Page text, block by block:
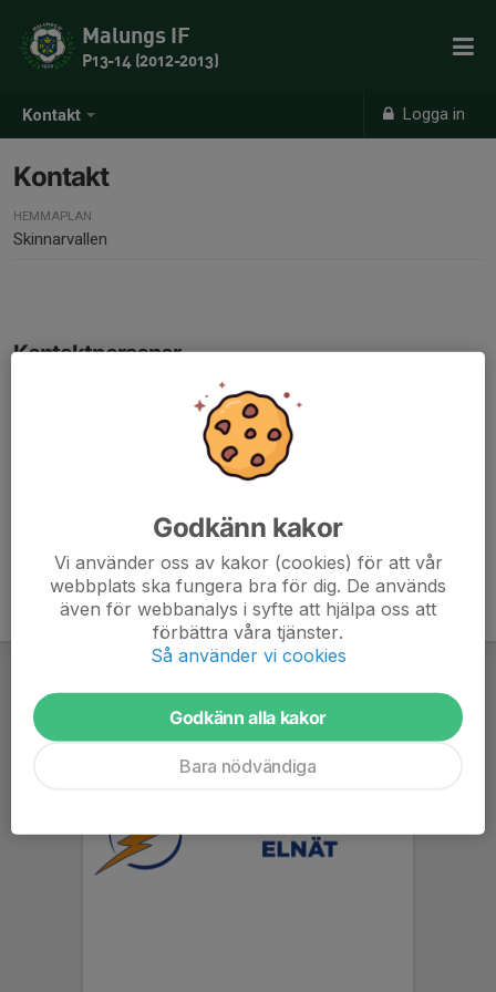
Kontakt Logga in
Malungs IF
P13-14 (2012-2013)
Kontakt
HEMMAPLAN
Skinnarvallen
Kontaktpersoner
Fredrik Olsson
freddaooo@hotmail.com
Godkänn kakor
Vi använder oss av kakor (cookies) för att vår
webbplats ska fungera bra för dig. De används
även för webbanalys i syfte att hjälpa oss att
förbättra våra tjänster.
Så använder vi cookies
Godkänn alla kakor
Bara nödvändiga